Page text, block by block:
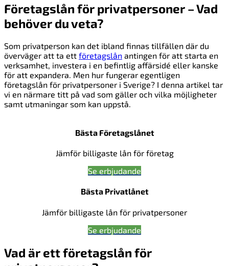
Företagslån för privatpersoner – Vad
behöver du veta?
Som privatperson kan det ibland finnas tillfällen där du
överväger att ta ett företagslån antingen för att starta en
verksamhet, investera i en befintlig affärsidé eller kanske
för att expandera. Men hur fungerar egentligen
företagslån för privatpersoner i Sverige? I denna artikel tar
vi en närmare titt på vad som gäller och vilka möjligheter
samt utmaningar som kan uppstå.
Bästa Företagslånet
Jämför billigaste lån för företag
Se erbjudande
Bästa Privatlånet
Jämför billigaste lån för privatpersoner
Se erbjudande
Vad är ett företagslån för